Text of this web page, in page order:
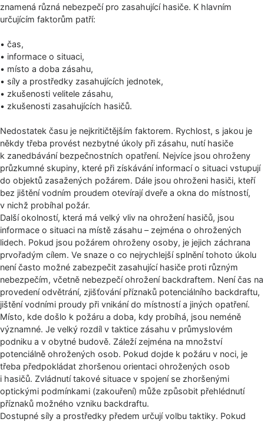
znamená různá nebezpečí pro zasahující hasiče. K hlavním
určujícím faktorům patří:
• čas,
• informace o situaci,
• místo a doba zásahu,
• síly a prostředky zasahujících jednotek,
• zkušenosti velitele zásahu,
• zkušenosti zasahujících hasičů.
Nedostatek času je nejkritičtějším faktorem. Rychlost, s jakou je
někdy třeba provést nezbytné úkoly při zásahu, nutí hasiče
k zanedbávání bezpečnostních opatření. Nejvíce jsou ohroženy
průzkumné skupiny, které při získávání informací o situaci vstupují
do objektů zasažených požárem. Dále jsou ohroženi hasiči, kteří
bez jištění vodním proudem otevírají dveře a okna do místností,
v nichž probíhal požár.
Další okolností, která má velký vliv na ohrožení hasičů, jsou
informace o situaci na místě zásahu – zejména o ohrožených
lidech. Pokud jsou požárem ohroženy osoby, je jejich záchrana
prvořadým cílem. Ve snaze o co nejrychlejší splnění tohoto úkolu
není často možné zabezpečit zasahující hasiče proti různým
nebezpečím, včetně nebezpečí ohrožení backdraftem. Není čas na
provedení odvětrání, zjišťování příznaků potenciálního backdraftu,
jištění vodními proudy při vnikání do místností a jiných opatření.
Místo, kde došlo k požáru a doba, kdy probíhá, jsou neméně
významné. Je velký rozdíl v taktice zásahu v průmyslovém
podniku a v obytné budově. Záleží zejména na množství
potenciálně ohrožených osob. Pokud dojde k požáru v noci, je
třeba předpokládat zhoršenou orientaci ohrožených osob
i hasičů. Zvládnutí takové situace v spojení se zhoršenými
optickými podmínkami (zakouření) může způsobit přehlédnutí
příznaků možného vzniku backdraftu.
Dostupné síly a prostředky předem určují volbu taktiky. Pokud